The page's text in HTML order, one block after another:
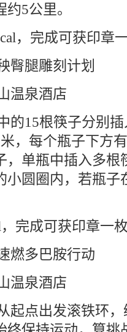
5公里。
，完成可获印章
腿雕刻计划
温泉酒店
的15根筷子分别
，每个瓶子下方
，单瓶中插入多根
小圆圈内，若瓶子
完成可获印章一
燃多巴胺行动
温泉酒店
起点出发滚铁环